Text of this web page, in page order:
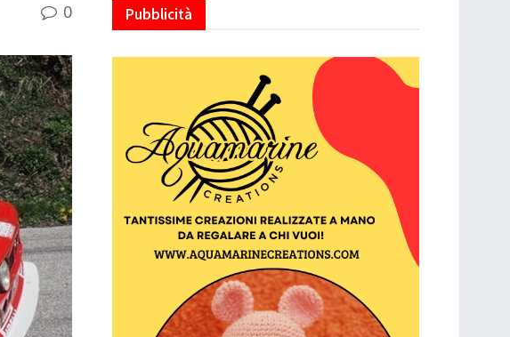
0 Pubblicità